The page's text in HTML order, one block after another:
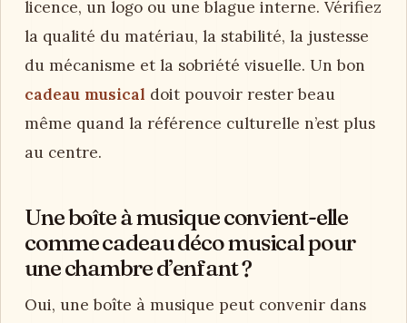
licence, un logo ou une blague interne. Vérifiez
la qualité du matériau, la stabilité, la justesse
du mécanisme et la sobriété visuelle. Un bon
cadeau musical doit pouvoir rester beau
même quand la référence culturelle n’est plus
au centre.
Une boîte à musique convient-elle
comme cadeau déco musical pour
une chambre d’enfant ?
Oui, une boîte à musique peut convenir dans